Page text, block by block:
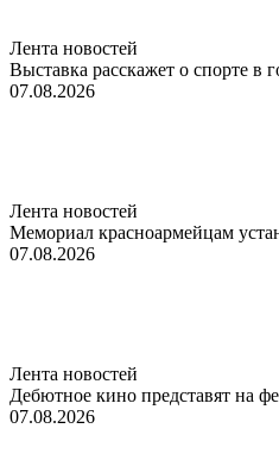
Лента новостей
Выставка расскажет о спорте в
07.08.2026
Лента новостей
Мемориал красноармейцам
07.08.2026
Лента новостей
Дебютное кино представят на
07.08.2026